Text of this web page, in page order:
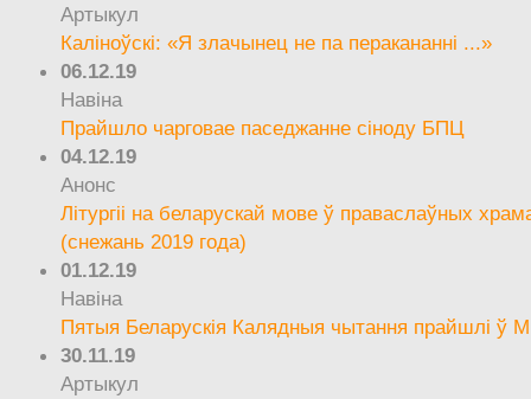
Артыкул
Каліноўскі: «Я злачынец не па перакананні ...»
06.12.19
Навіна
Прайшло чарговае паседжанне сіноду БПЦ
04.12.19
Анонс
Літургіі на беларускай мове ў праваслаўных
(снежань 2019 года)
01.12.19
Навіна
Пятыя Беларускія Калядныя чытання прайшлі ў
30.11.19
Артыкул